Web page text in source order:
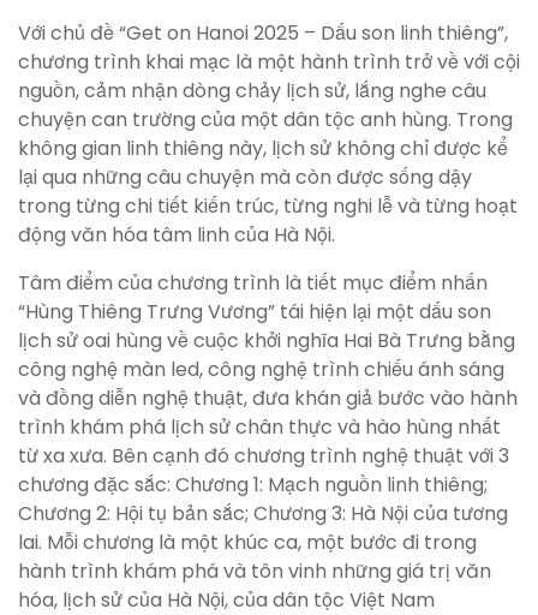
Với chủ đề “Get on Hanoi 2025 – Dấu son linh thiêng”,
chương trình khai mạc là một hành trình trở về với cội
nguồn, cảm nhận dòng chảy lịch sử, lắng nghe câu
chuyện can trường của một dân tộc anh hùng. Trong
không gian linh thiêng này, lịch sử không chỉ được kể
lại qua những câu chuyện mà còn được sống dậy
trong từng chi tiết kiến trúc, từng nghi lễ và từng hoạt
động văn hóa tâm linh của Hà Nội.
Tâm điểm của chương trình là tiết mục điểm nhấn
“Hùng Thiêng Trưng Vương” tái hiện lại một dấu son
lịch sử oai hùng về cuộc khởi nghĩa Hai Bà Trưng bằng
công nghệ màn led, công nghệ trình chiếu ánh sáng
và đồng diễn nghệ thuật, đưa khán giả bước vào hành
trình khám phá lịch sử chân thực và hào hùng nhất
từ xa xưa. Bên cạnh đó chương trình nghệ thuật với 3
chương đặc sắc: Chương 1: Mạch nguồn linh thiêng;
Chương 2: Hội tụ bản sắc; Chương 3: Hà Nội của tương
lai. Mỗi chương là một khúc ca, một bước đi trong
hành trình khám phá và tôn vinh những giá trị văn
hóa, lịch sử của Hà Nội, của dân tộc Việt Nam